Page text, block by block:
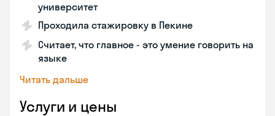
университет
Проходила стажировку в Пекине
Считает, что главное - это умение говорить на
языке
Читать дальше
Услуги и цены